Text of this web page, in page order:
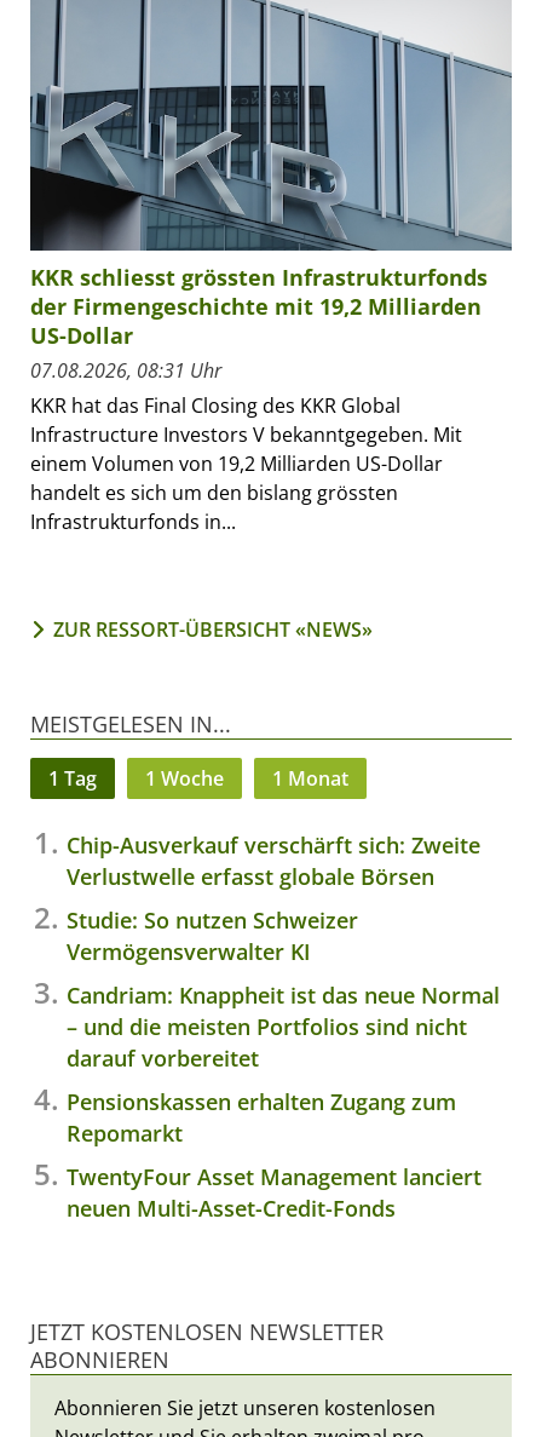
KKR schliesst grössten Infrastrukturfonds
der Firmengeschichte mit 19,2 Milliarden
US-Dollar
07.08.2026, 08:31 Uhr
KKR hat das Final Closing des KKR Global
Infrastructure Investors V bekanntgegeben. Mit
einem Volumen von 19,2 Milliarden US-Dollar
handelt es sich um den bislang grössten
Infrastrukturfonds in...
ZUR RESSORT-ÜBERSICHT «NEWS»
MEISTGELESEN IN...
1 Tag 1 Woche 1 Monat
Chip-Ausverkauf verschärft sich: Zweite
Verlustwelle erfasst globale Börsen
Studie: So nutzen Schweizer
Vermögensverwalter KI
Candriam: Knappheit ist das neue Normal
– und die meisten Portfolios sind nicht
darauf vorbereitet
Pensionskassen erhalten Zugang zum
Repomarkt
TwentyFour Asset Management lanciert
neuen Multi-Asset-Credit-Fonds
JETZT KOSTENLOSEN NEWSLETTER
ABONNIEREN
Abonnieren Sie jetzt unseren kostenlosen